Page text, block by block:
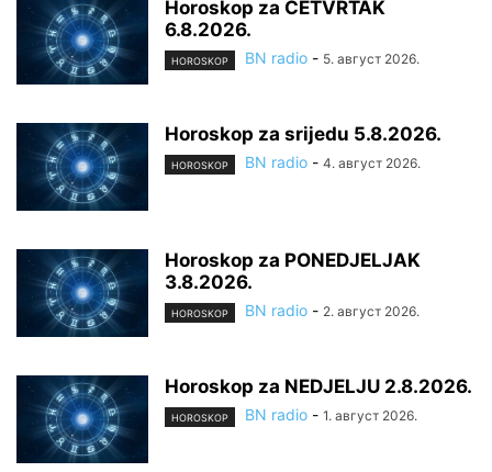
Horoskop za ČETVRTAK
6.8.2026.
HOROSKOP BN radio - 5. август 2026.
Horoskop za srijedu 5.8.2026.
HOROSKOP BN radio - 4. август 2026.
Horoskop za PONEDJELJAK
3.8.2026.
HOROSKOP BN radio - 2. август 2026.
Horoskop za NEDJELJU 2.8.2026.
HOROSKOP BN radio - 1. август 2026.